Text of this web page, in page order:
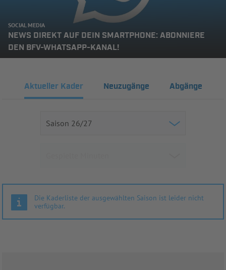
SOCIAL MEDIA
NEWS DIREKT AUF DEIN SMARTPHONE: ABONNIERE
DEN BFV-WHATSAPP-KANAL!
Aktueller Kader Neuzugänge Abgänge
Die Kaderliste der ausgewählten Saison ist leider nicht
verfügbar.